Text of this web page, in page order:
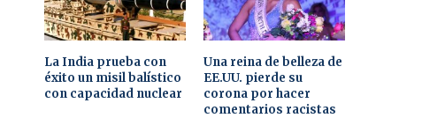
La India prueba con
éxito un misil balístico
con capacidad nuclear
Una reina de belleza de
EE.UU. pierde su
corona por hacer
comentarios racistas